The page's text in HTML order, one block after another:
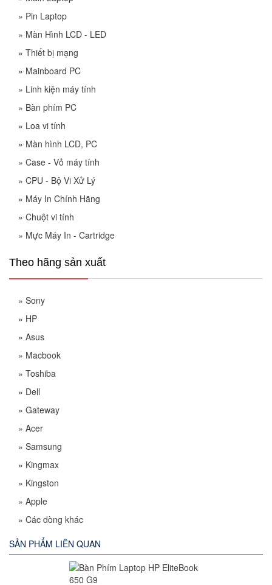
» Pin Laptop
» Màn Hình LCD - LED
» Thiết bị mạng
» Mainboard PC
» Linh kiện máy tính
» Bàn phím PC
» Loa vi tính
» Màn hình LCD, PC
» Case - Vỏ máy tính
» CPU - Bộ Vi Xử Lý
» Máy In Chính Hãng
» Chuột vi tính
» Mực Máy In - Cartridge
Theo hãng sản xuất
» Sony
» HP
» Asus
» Macbook
» Toshiba
» Dell
» Gateway
» Acer
» Samsung
» Kingmax
» Kingston
» Apple
» Các dòng khác
SẢN PHẨM LIÊN QUAN